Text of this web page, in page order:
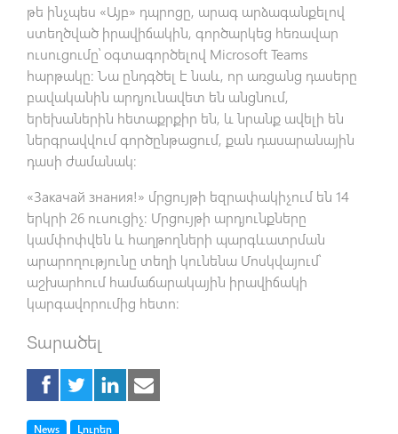
թե ինչպես «Այբ» դպրոցը, արագ արձագանքելով
ստեղծված իրավիճակին, գործարկեց հեռավար
ուսուցումը՝ օգտագործելով Microsoft Teams
հարթակը։ Նա ընդգծել է նաև, որ առցանց դասերը
բավականին արդյունավետ են անցնում,
երեխաներին հետաքրքիր են, և նրանք ավելի են
ներգրավվում գործընթացում, քան դասարանային
դասի ժամանակ։
«Закачай знания!» մրցույթի եզրափակիչում են 14
երկրի 26 ուսուցիչ։ Մրցույթի արդյունքները
կամփոփվեն և հաղթողների պարգևատրման
արարողությունը տեղի կունենա Մոսկվայում՝
աշխարհում համաճարակային իրավիճակի
կարգավորումից հետո։
Տարածել
TagNews TagԼուրեր